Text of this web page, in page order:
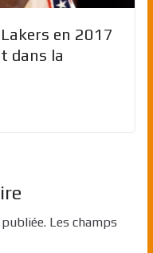
en 2017
dans la
Les champs